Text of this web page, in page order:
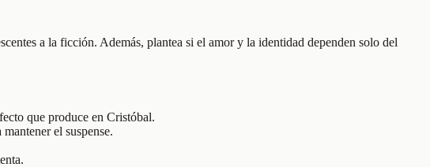
a la ficción. Además, plantea si el amor y la identidad dependen solo del
que produce en Cristóbal.
el suspense.